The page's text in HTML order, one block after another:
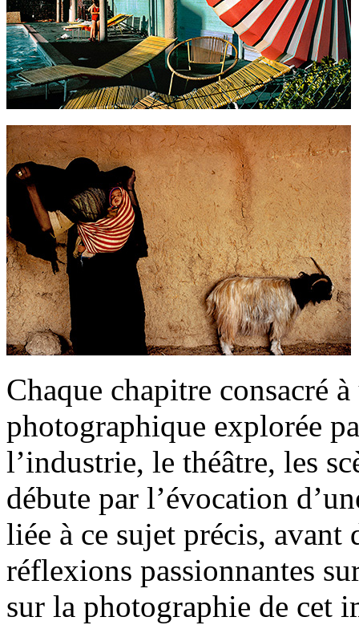
Chaque chapitre consacré
photographique explorée
l’industrie, le théâtre, les
débute par l’évocation
liée à ce sujet précis, avant
réflexions passionnantes
sur la photographie de cet